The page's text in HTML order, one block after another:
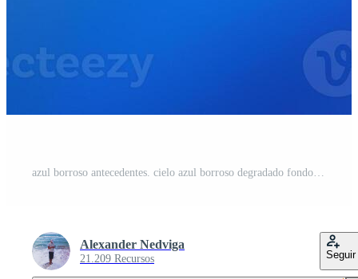
Alexander Nedviga
21.209 Recursos Seguir